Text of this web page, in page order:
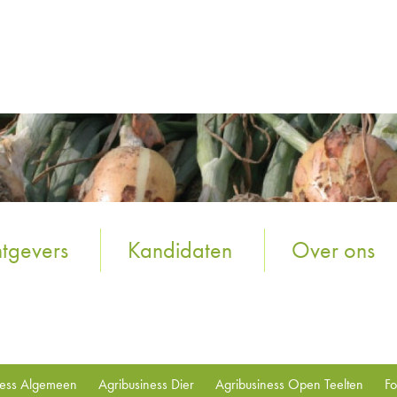
Kandidaten Over ons
Algemeen Agribusiness Dier Agribusiness Open Teelten